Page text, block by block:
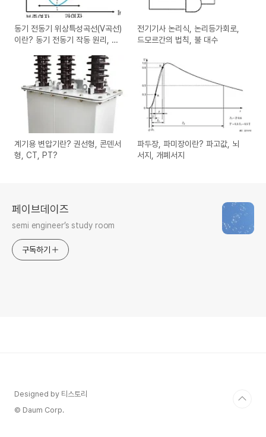
동기 전동기 위상특성곡선(V곡선)
이란? 동기 전동기 작동 원리, 기
전기기사 논리식, 논리등가회로,
드모르간의 법칙, 불 대수
계기용 변압기란? 권선형, 콘덴서
형, CT, PT?
파두장, 파미장이란? 파고값, 뇌
서지, 개폐서지
페이브데이즈
semi engineer’s study room
구독하기
Designed by 티스토리
© Daum Corp.